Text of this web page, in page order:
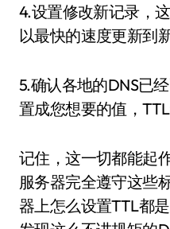
4.设置修改新记录，
以最快的速度更新到
5.确认各地的DNS已
置成您想要的值，
记住，这一切都能起
服务器完全遵守这些
器上怎么设置TTL都